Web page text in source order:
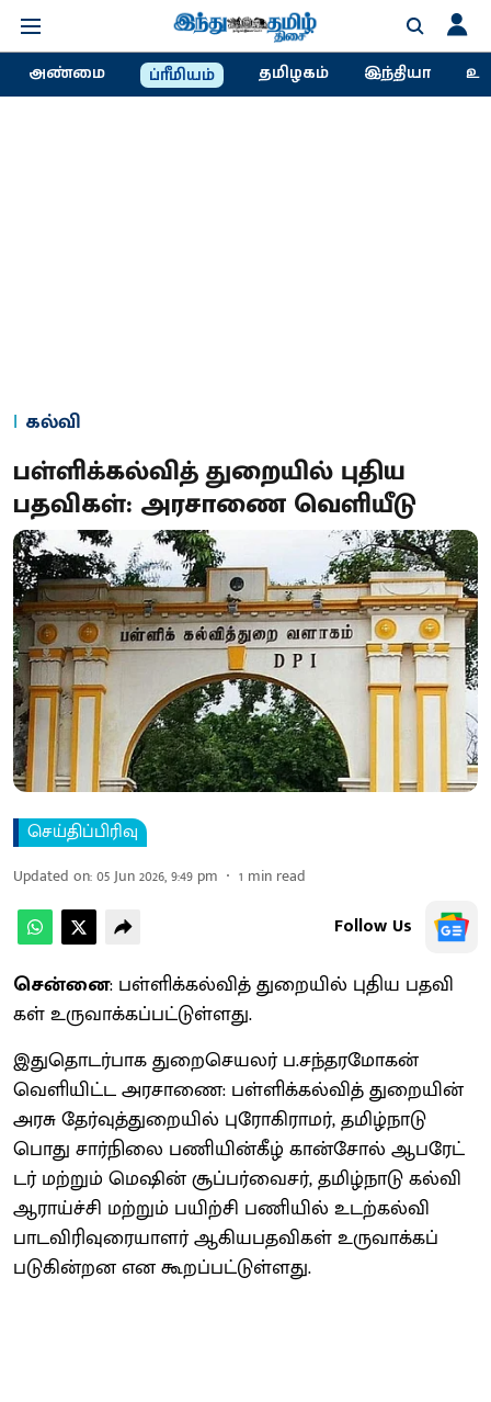
அண்மை ப்ரீமியம் தமிழகம் இந்தியா
கல்வி
பள்ளிக்கல்வித் துறையில் புதிய
பதவிகள்: அரசாணை வெளியீடு
செய்திப்பிரிவு
Updated on:05 Jun 2026, 9:49 pm 1 min read
Follow Us
சென்னை: பள்​ளிக்​கல்​வித் துறை​யில் புதிய பதவி​
கள் உரு​வாக்​கப்​பட்​டுள்ளது.
இதுதொடர்​பாக துறைசெயலர் ப.சந்தரமோகன்
வெளி​யிட்​ட அரசாணை: பள்​ளிக்​கல்​வித் துறை​யின்
அரசு தேர்​வுத்​துறை​யில் புரோகி​ராமர், தமிழ்​நாடு
பொது சார்​நிலை பணி​யின்​கீழ் கான்​சோல் ஆபரேட்​
டர் மற்​றும் மெஷின் சூப்​பர்​வைசர், தமிழ்​நாடு கல்வி
ஆராய்ச்சி மற்​றும் பயிற்சி பணி​யில் உடற்​கல்வி
பாடவிரிவுரை​யாளர் ஆகியபதவிகள் உரு​வாக்​கப்​
படுகின்றன என கூறப்பட்டுள்ளது.